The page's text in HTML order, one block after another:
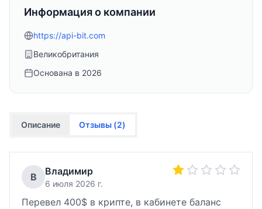
Информация о компании
https://api-bit.com
Великобритания
Основана в 2026
Описание Отзывы (2)
В Владимир
6 июля 2026 г.
Перевел 400$ в крипте, в кабинете баланс